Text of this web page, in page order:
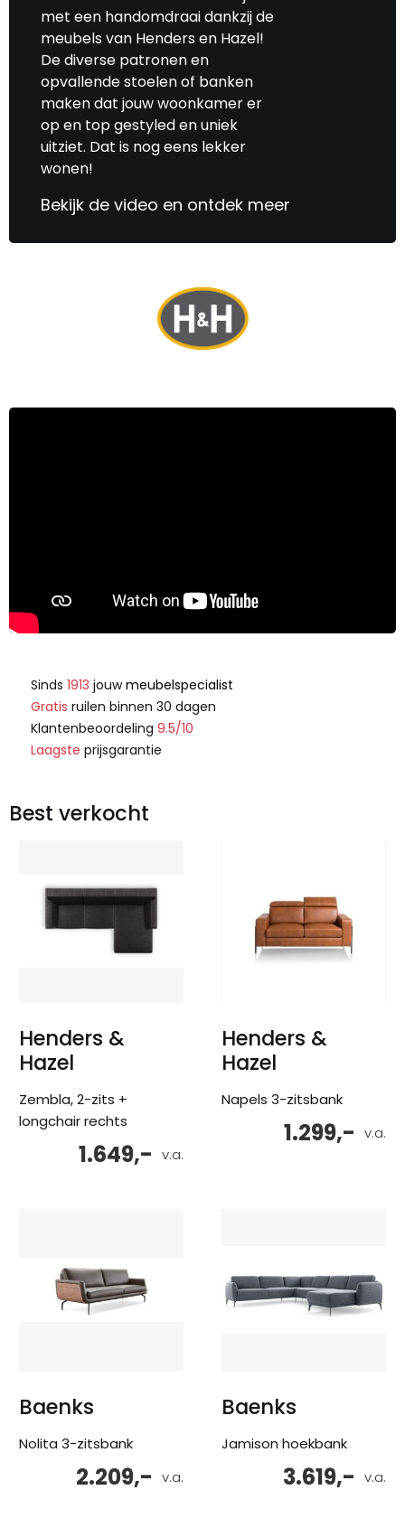
met een handomdraai dankzij de
meubels van Henders en Hazel!
De diverse patronen en
opvallende stoelen of banken
maken dat jouw woonkamer er
op en top gestyled en uniek
uitziet. Dat is nog eens lekker
wonen!
Bekijk de video en ontdek meer
Sinds 1913 jouwmeubelspecialist
Gratis ruilen binnen 30 dagen
Klantenbeoordeling 9.5/10
Laagste prijsgarantie
Best verkocht
Henders &
Hazel
Zembla, 2-zits +
longchair rechts
v.a.
1.649,-
Henders &
Hazel
Napels 3-zitsbank
v.a.
1.299,-
Baenks
Nolita 3-zitsbank
v.a.
2.209,-
Baenks
Jamison hoekbank
v.a.
3.619,-